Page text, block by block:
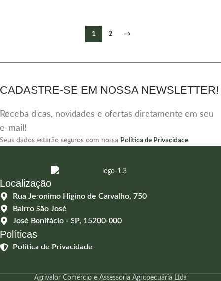
1 2 →
CADASTRE-SE EM NOSSA NEWSLETTER!
Receba dicas, novidades e ofertas diretamente em seu
e-mail!
Seus dados estarão seguros com nossa Política de Privacidade
Localização
Rua Jeronimo Higino de Carvalho, 750
Bairro São José
José Bonifácio - SP, 15200-000
Políticas
Política de Privacidade
Agrivalor Comércio e Assessoria Agropecuária Ltda